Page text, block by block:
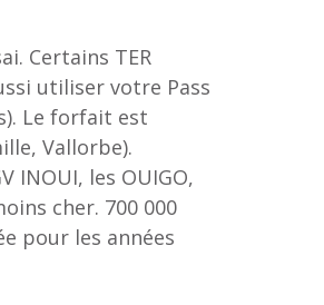
Certains TER
utiliser votre Pass
Le forfait est
Vallorbe).
INOUI, les OUIGO,
cher. 700 000
pour les années